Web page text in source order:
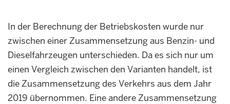
In der Berechnung der Betriebskosten wurde nur
zwischen einer Zusammensetzung aus Benzin- und
Dieselfahrzeugen unterschieden. Da es sich nur um
einen Vergleich zwischen den Varianten handelt, ist
die Zusammensetzung des Verkehrs aus dem Jahr
2019 übernommen. Eine andere Zusammensetzung